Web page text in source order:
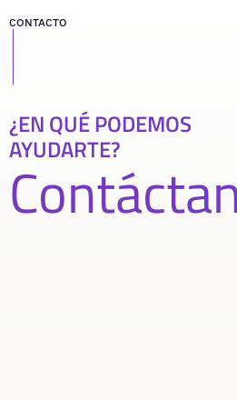
CONTACTO
¿EN QUÉ PODEMOS
AYUDARTE?